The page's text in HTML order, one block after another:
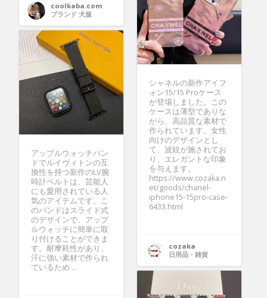
coolkaba.com
ブランド 犬服
シャネルの新作アイフ
ォン15/15 Proケース
が登場しました。この
ケースは薄型でありな
がら、高品質な素材で
作られています。女性
向けのデザインとし
て、波紋が施されてお
り、エレガントな印象
を与えます。
https://www.cozaka.n
et/goods/chanel-
iphone15-15pro-case-
6433.html
cozaka
日用品・雑貨
アップルウォッチバン
ドでルイヴィトンの互
換性を持つ新作のLV腕
時計ベルトは、芸能人
にも愛用されている人
気のアイテムです。こ
のバンドはスライド式
のデザインで、アップ
ルウォッチに簡単に取
り付けることができま
す。耐摩耗性があり、
汗に強い素材で作られ
ているため ...